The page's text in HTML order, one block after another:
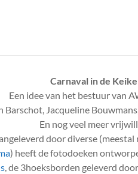
Carnaval in de
Een idee van het bestuur van
Barschot, Jacqueline
En nog veel meer
door diverse
) heeft de fotodoeken
, de 3hoeksborden geleverd door